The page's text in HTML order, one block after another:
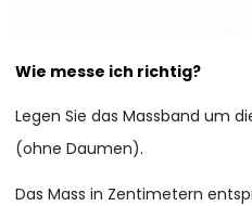
Wie messe ich richtig?
Legen Sie das Massband um
(ohne Daumen).
Das Mass in Zentimetern